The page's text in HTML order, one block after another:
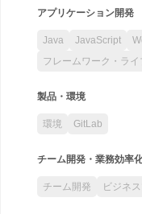
アプリケーション開発
Java JavaScript
フレームワーク・ライ
製品・環境
環境 GitLab
チーム開発・業務効率
チーム開発 ビジネ